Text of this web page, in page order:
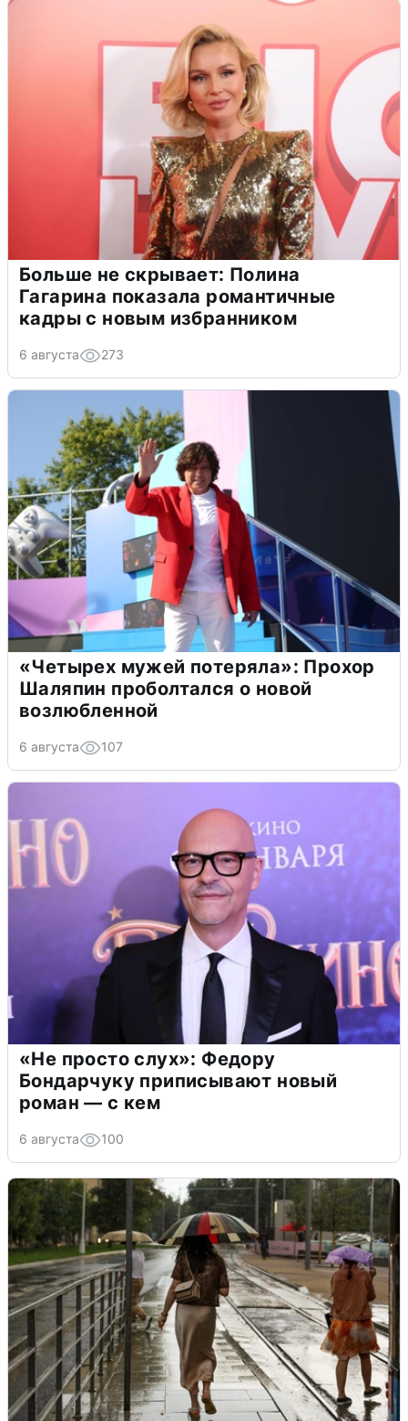
Больше не скрывает: Полина
Гагарина показала романтичные
кадры с новым избранником
6 августа 273
«Четырех мужей потеряла»: Прохор
Шаляпин проболтался о новой
возлюбленной
6 августа 107
«Не просто слух»: Федору
Бондарчуку приписывают новый
роман — с кем
6 августа 100